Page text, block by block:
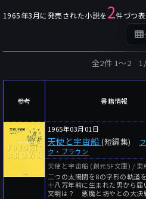
フォーマット
単行本
～
読者数
年代
年代と月の範囲
先月以降
～
1965年3月に発売された小説を2件づつ
全2件 1〜2
参考 書籍情報
1965年03月01日
天使と宇宙船 (短編集)
ク・ブラウン
天使と宇宙船 (創元SF文庫) / 東
二つの太陽間を8の字形の軌道
十八万年前に生まれた男から
文明は？ 悪魔と坊やとの大